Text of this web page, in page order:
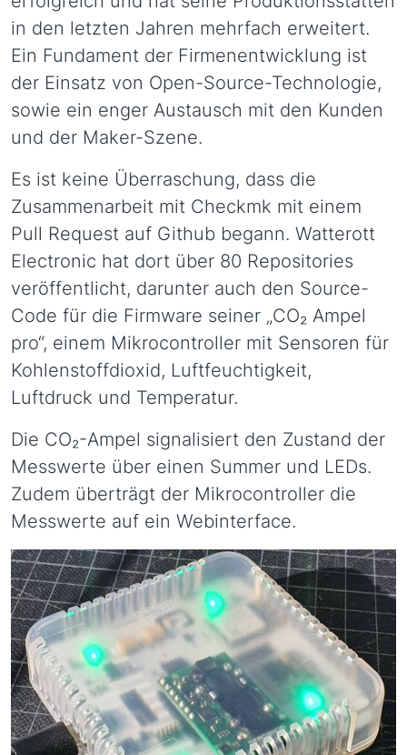
in den letzten Jahren mehrfach erweitert.
Ein Fundament der Firmenentwicklung ist
der Einsatz von Open-Source-Technologie,
sowie ein enger Austausch mit den Kunden
und der Maker-Szene.
Es ist keine Überraschung, dass die
Zusammenarbeit mit Checkmk mit einem
Pull Request auf Github begann. Watterott
Electronic hat dort über 80 Repositories
veröffentlicht, darunter auch den Source-
Code für die Firmware seiner „CO₂ Ampel
pro“, einem Mikrocontroller mit Sensoren für
Kohlenstoffdioxid, Luftfeuchtigkeit,
Luftdruck und Temperatur.
Die CO₂-Ampel signalisiert den Zustand der
Messwerte über einen Summer und LEDs.
Zudem überträgt der Mikrocontroller die
Messwerte auf ein Webinterface.